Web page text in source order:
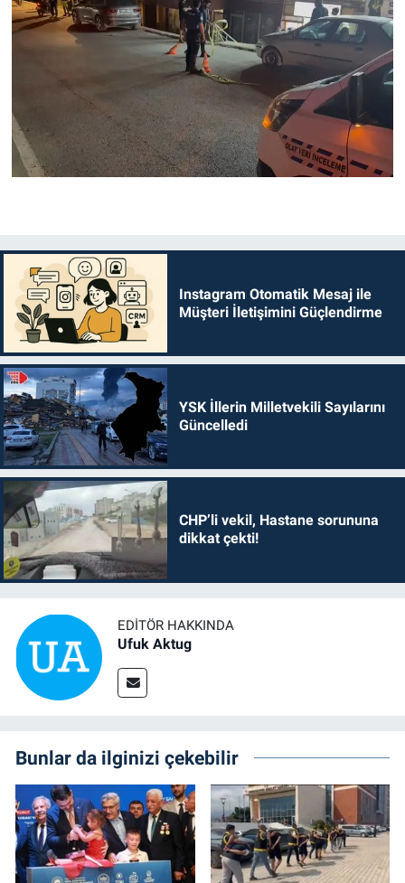
Instagram Otomatik Mesaj ile
Müşteri İletişimini Güçlendirme
YSK İllerin Milletvekili Sayılarını
Güncelledi
CHP’li vekil, Hastane sorununa
dikkat çekti!
EDITÖR HAKKINDA
Ufuk Aktug
Bunlar da ilginizi çekebilir